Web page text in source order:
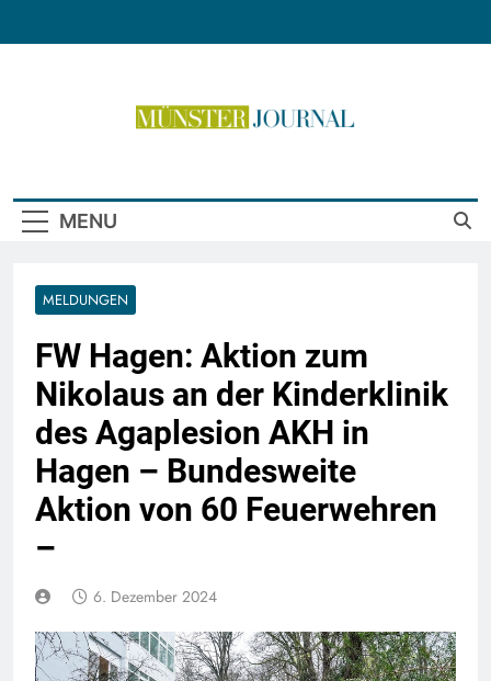
MENU
MELDUNGEN
FW Hagen: Aktion zum
Nikolaus an der Kinderklinik
des Agaplesion AKH in
Hagen – Bundesweite
Aktion von 60 Feuerwehren
–
6. Dezember 2024